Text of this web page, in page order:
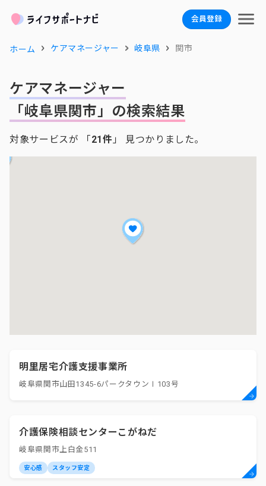
会員登録
ホーム ケアマネージャー 岐阜県 関市
ケアマネージャー
「岐阜県関市」の検索結果
対象サービスが 「21件 」 見つかりました。
明里居宅介護支援事業所
岐阜県関市山田1345-6パークタウンⅠ103号
介護保険相談センターこがねだ
岐阜県関市上白金511
安心感 スタッフ安定